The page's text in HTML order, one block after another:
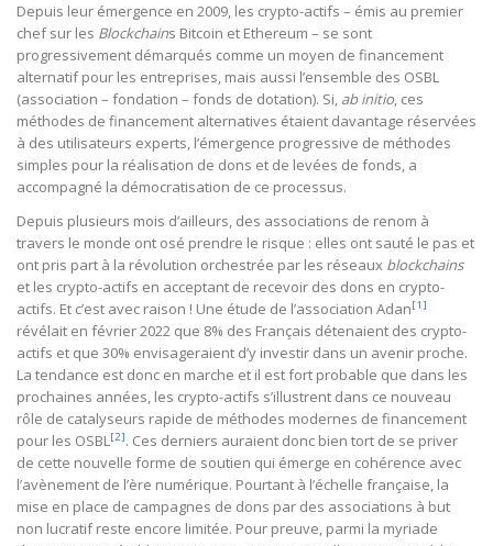
Depuis leur émergence en 2009, les crypto-actifs – émis au premier
chef sur les Blockchains Bitcoin et Ethereum – se sont
progressivement démarqués comme un moyen de financement
alternatif pour les entreprises, mais aussi l’ensemble des OSBL
(association – fondation – fonds de dotation). Si, ab initio, ces
méthodes de financement alternatives étaient davantage réservées
à des utilisateurs experts, l’émergence progressive de méthodes
simples pour la réalisation de dons et de levées de fonds, a
accompagné la démocratisation de ce processus.
Depuis plusieurs mois d’ailleurs, des associations de renom à
travers le monde ont osé prendre le risque : elles ont sauté le pas et
ont pris part à la révolution orchestrée par les réseaux blockchains
et les crypto-actifs en acceptant de recevoir des dons en crypto-
actifs. Et c’est avec raison ! Une étude de l’association Adan[1]
révélait en février 2022 que 8% des Français détenaient des crypto-
actifs et que 30% envisageraient d’y investir dans un avenir proche.
La tendance est donc en marche et il est fort probable que dans les
prochaines années, les crypto-actifs s’illustrent dans ce nouveau
rôle de catalyseurs rapide de méthodes modernes de financement
pour les OSBL[2]. Ces derniers auraient donc bien tort de se priver
de cette nouvelle forme de soutien qui émerge en cohérence avec
l’avènement de l’ère numérique. Pourtant à l’échelle française, la
mise en place de campagnes de dons par des associations à but
non lucratif reste encore limitée. Pour preuve, parmi la myriade